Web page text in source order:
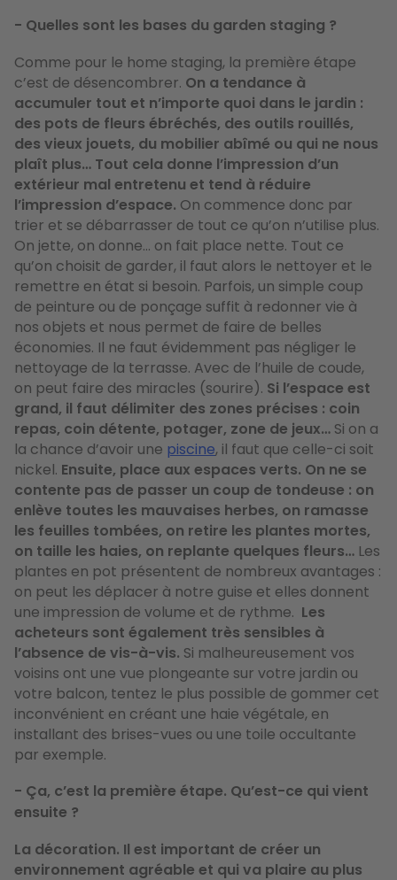
- Quelles sont les bases du garden staging ?
Comme pour le home staging, la première étape
c’est de désencombrer. On a tendance à
accumuler tout et n’importe quoi dans le jardin :
des pots de fleurs ébréchés, des outils rouillés,
des vieux jouets, du mobilier abîmé ou qui ne nous
plaît plus… Tout cela donne l’impression d’un
extérieur mal entretenu et tend à réduire
l’impression d’espace. On commence donc par
trier et se débarrasser de tout ce qu’on n’utilise plus.
On jette, on donne… on fait place nette. Tout ce
qu’on choisit de garder, il faut alors le nettoyer et le
remettre en état si besoin. Parfois, un simple coup
de peinture ou de ponçage suffit à redonner vie à
nos objets et nous permet de faire de belles
économies. Il ne faut évidemment pas négliger le
nettoyage de la terrasse. Avec de l’huile de coude,
on peut faire des miracles (sourire). Si l’espace est
grand, il faut délimiter des zones précises : coin
repas, coin détente, potager, zone de jeux… Si on a
la chance d’avoir une piscine, il faut que celle-ci soit
nickel. Ensuite, place aux espaces verts. On ne se
contente pas de passer un coup de tondeuse : on
enlève toutes les mauvaises herbes, on ramasse
les feuilles tombées, on retire les plantes mortes,
on taille les haies, on replante quelques fleurs… Les
plantes en pot présentent de nombreux avantages :
on peut les déplacer à notre guise et elles donnent
une impression de volume et de rythme. Les
acheteurs sont également très sensibles à
l’absence de vis-à-vis. Si malheureusement vos
voisins ont une vue plongeante sur votre jardin ou
votre balcon, tentez le plus possible de gommer cet
inconvénient en créant une haie végétale, en
installant des brises-vues ou une toile occultante
par exemple.
- Ça, c’est la première étape. Qu’est-ce qui vient
ensuite ?
La décoration. Il est important de créer un
environnement agréable et qui va plaire au plus